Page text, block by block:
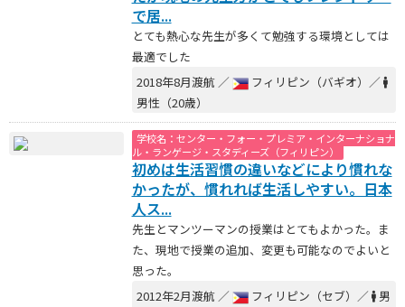
で居...
とても熱心な先生が多くて勉強する環境としては
最適でした
2018年8月渡航 ／
フィリピン（バギオ）／
男性（20歳）
学校名：センター・フォー・プレミア・インターナショナ
ル・ランゲージ・スタディーズ（フィリピン）
初めは生活習慣の違いなどにより慣れな
かったが、慣れれば生活しやすい。日本
人ス...
先生とマンツーマンの授業はとてもよかった。ま
た、現地で授業の追加、変更も可能なのでよいと
思った。
2012年2月渡航 ／
フィリピン（セブ）／ 男